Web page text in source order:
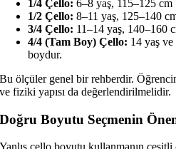
1/4 Çello: 6–8 yaş, 115–125 cm
1/2 Çello: 8–11 yaş, 125–140
3/4 Çello: 11–14 yaş, 140–160
4/4 (Tam Boy) Çello: 14 yaş
boydur.
Bu ölçüler genel bir rehberdir.
ve fiziki yapısı da değerlendirilmelidir.
Doğru Boyutu Seçmenin